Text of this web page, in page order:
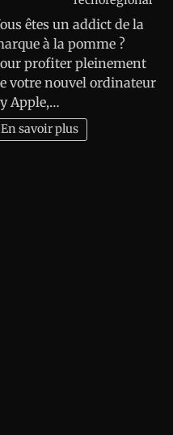
êtes un addict de la
à la pomme ?
profiter pleinement
votre nouvel ordinateur
Apple,…
En savoir plus